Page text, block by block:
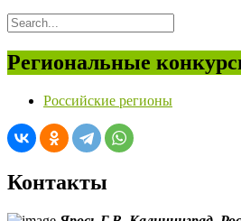
Региональные
Российские регионы
Контакты